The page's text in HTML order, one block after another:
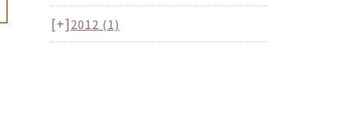
[+]2012 (1)